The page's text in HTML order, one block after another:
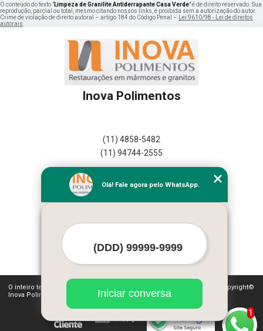
O conteúdo do texto "Limpeza de Granilite Antiderrapante Casa Verde" é de direito reservado. Sua
reprodução, parcial ou total, mesmo citando nossos links, é proibida sem a autorização do autor.
Crime de violação de direito autoral – artigo 184 do Código Penal –
Lei 9610/98 - Lei de direitos
autorais
Inova Polimentos
(11) 4858-5482
(11) 94744-2555
Empresa
Missão
Mapa do site
Mais Serviços
O inteiro teor deste site está sujeito à proteção de direitos autorais. Copyright©
Inova Polimentos (Lei 9610 de 19/02/1998)
1
Olá! Fale agora pelo WhatsApp.
Iniciar conversa